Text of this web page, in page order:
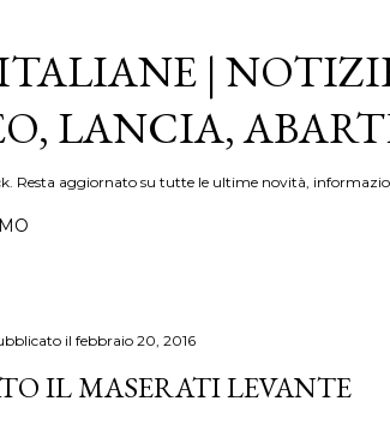
|
LANCIA,
Resta aggiornato su tutte le ultime novità,
il febbraio 20, 2016
IL MASERATI LEVANTE